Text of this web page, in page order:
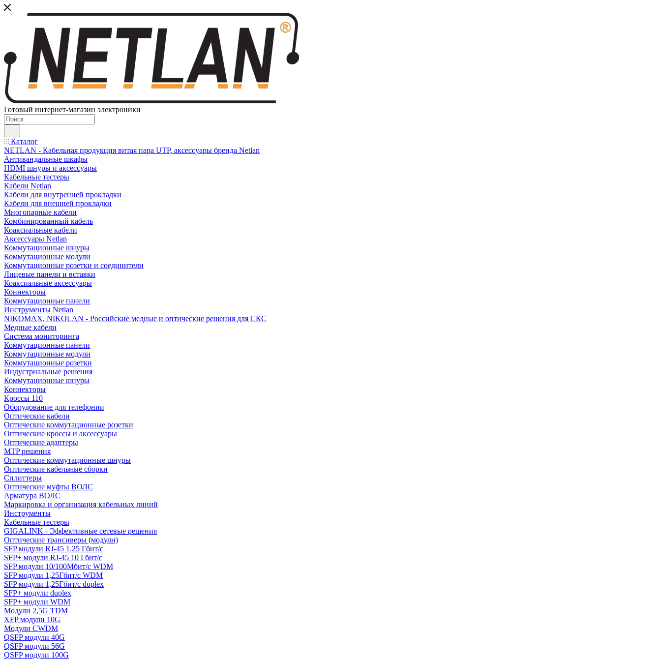
Готовый интернет-магазин электроники
Каталог
NETLAN - Кабельная продукция витая пара UTP, аксессуары бренда Netlan
Антивандальные шкафы
HDMI шнуры и аксессуары
Кабельные тестеры
Кабели Netlan
Кабели для внутренней прокладки
Кабели для внешней прокладки
Многопарные кабели
Комбинированный кабель
Коаксиальные кабели
Аксессуары Netlan
Коммутационные шнуры
Коммутационные модули
Коммутационные розетки и соединители
Лицевые панели и вставки
Коаксиальные аксессуары
Коннекторы
Коммутационные панели
Инструменты Netlan
NIKOMAX, NIKOLAN - Российские медные и оптические решения для СКС
Медные кабели
Система мониторинга
Коммутационные панели
Коммутационные модули
Коммутационные розетки
Индустриальные решения
Коммутационные шнуры
Коннекторы
Кроссы 110
Оборудование для телефонии
Оптические кабели
Оптические коммутационные розетки
Оптические кроссы и аксессуары
Оптические адаптеры
MTP решения
Оптические коммутационные шнуры
Оптические кабельные сборки
Сплиттеры
Оптические муфты ВОЛС
Арматура ВОЛС
Маркировка и организация кабельных линий
Инструменты
Кабельные тестеры
GIGALINK - Эффективные сетевые решения
Оптические трансиверы (модули)
SFP модули RJ-45 1.25 Гбит/c
SFP+ модули RJ-45 10 Гбит/c
SFP модули 10/100Мбит/с WDM
SFP модули 1,25Гбит/с WDM
SFP модули 1,25Гбит/с duplex
SFP+ модули duplex
SFP+ модули WDM
Модули 2,5G TDM
XFP модули 10G
Модули CWDM
QSFP модули 40G
QSFP модули 56G
QSFP модули 100G